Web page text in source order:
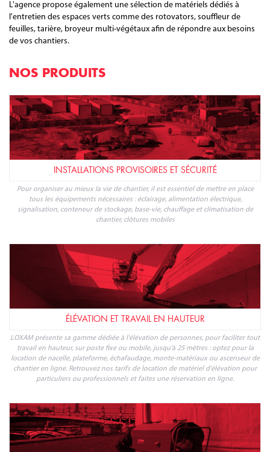
L'agence propose également une sélection de matériels dédiés à
l'entretien des espaces verts comme des rotovators, souffleur de
feuilles, tarière, broyeur multi-végétaux afin de répondre aux besoins
de vos chantiers.
NOS PRODUITS
INSTALLATIONS PROVISOIRES ET SÉCURITÉ
Pour organiser au mieux la vie de chantier, il est essentiel de mettre en place
tous les équipements nécessaires : éclairage, alimentation électrique,
signalisation, conteneur de stockage, base-vie, chauffage et climatisation de
chantier, clôtures mobiles
ÉLÉVATION ET TRAVAIL EN HAUTEUR
LOXAM présente sa gamme dédiée à l'élévation de personnes, pour faciliter tout
travail en hauteur, sur poste fixe ou mobile, jusqu'à 25 mètres : optez pour la
location de nacelle, plateforme, échafaudage, monte-matériaux ou ascenseur de
chantier en ligne. Retrouvez nos tarifs de location de matériel d'élévation pour
particuliers ou professionnels et faites une réservation en ligne.